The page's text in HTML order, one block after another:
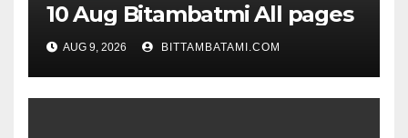
10 Aug Bitambatmi All pages
AUG 9, 2026 BITTAMBATAMI.COM